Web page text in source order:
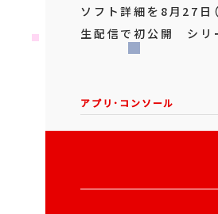
ソフト詳細を8月27日
生配信で初公開 シリ
アプリ･コンソール